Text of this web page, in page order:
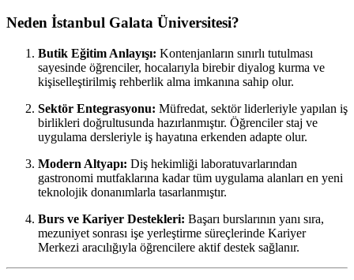
Neden İstanbul Galata Üniversitesi?
Butik Eğitim Anlayışı: Kontenjanların sınırlı tutulması
sayesinde öğrenciler, hocalarıyla birebir diyalog kurma ve
kişiselleştirilmiş rehberlik alma imkanına sahip olur.
Sektör Entegrasyonu: Müfredat, sektör liderleriyle yapılan iş
birlikleri doğrultusunda hazırlanmıştır. Öğrenciler staj ve
uygulama dersleriyle iş hayatına erkenden adapte olur.
Modern Altyapı: Diş hekimliği laboratuvarlarından
gastronomi mutfaklarına kadar tüm uygulama alanları en yeni
teknolojik donanımlarla tasarlanmıştır.
Burs ve Kariyer Destekleri: Başarı burslarının yanı sıra,
mezuniyet sonrası işe yerleştirme süreçlerinde Kariyer
Merkezi aracılığıyla öğrencilere aktif destek sağlanır.